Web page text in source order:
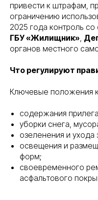
привести к штрафам,
ограничению
2025 года контроль со
ГБУ «Жилищник»,
органов местного
Что регулируют
Ключевые положения
содержания
уборки снега,
озеленения и
освещения и
форм;
своевременного
асфальтового